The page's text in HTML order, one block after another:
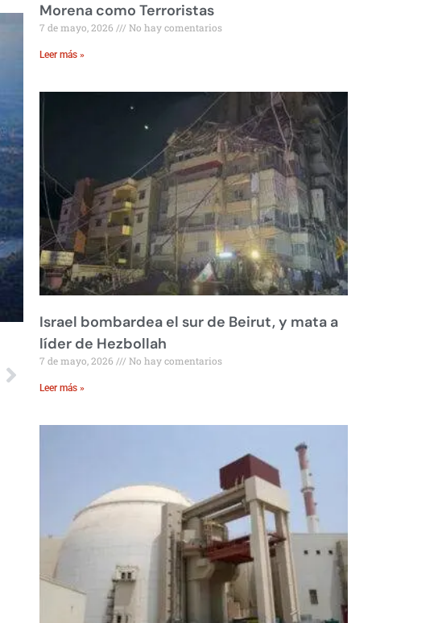
Morena como Terroristas
7 de mayo, 2026 No hay comentarios
Leer más »
Israel bombardea el sur de Beirut, y mata a
líder de Hezbollah
7 de mayo, 2026 No hay comentarios
Leer más »